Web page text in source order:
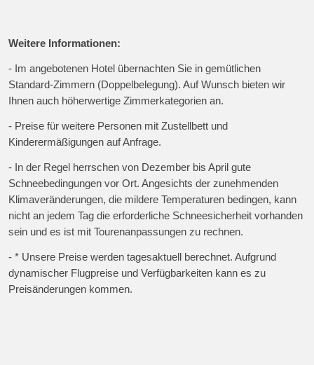
Weitere Informationen:
- Im angebotenen Hotel übernachten Sie in gemütlichen
Standard-Zimmern (Doppelbelegung). Auf Wunsch bieten wir
Ihnen auch höherwertige Zimmerkategorien an.
- Preise für weitere Personen mit Zustellbett und
Kinderermäßigungen auf Anfrage.
- In der Regel herrschen von Dezember bis April gute
Schneebedingungen vor Ort. Angesichts der zunehmenden
Klimaveränderungen, die mildere Temperaturen bedingen, kann
nicht an jedem Tag die erforderliche Schneesicherheit vorhanden
sein und es ist mit Tourenanpassungen zu rechnen.
- * Unsere Preise werden tagesaktuell berechnet. Aufgrund
dynamischer Flugpreise und Verfügbarkeiten kann es zu
Preisänderungen kommen.